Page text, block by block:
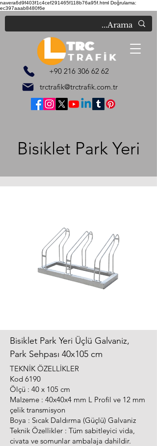
navera6d9f403f1c4cef291465f118b76a95f.html Doğrulama:
ec397aaab8480f6e
trctrafik@trctrafik.com.tr
+90 216 306 62 62
Bisiklet Park Yeri
Bisiklet Park Yeri Üçlü Galvaniz,
Park Sehpası 40x105 cm
TEKNİK ÖZELLİKLER
Kod 6190
Ölçü : 40 x 105 cm
Malzeme : 40x40x4 mm L Profil ve 12 mm
çelik transmisyon
Boya : Sıcak Daldırma (Güçlü) Galvaniz
Teknik Özellikler : Tüm sabitleyici vida,
civata ve somunlar ambalaja dahildir.